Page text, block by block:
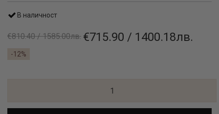
В наличност
€810.40 / 1585.00лв. €715.90 / 1400.18лв.
-12%